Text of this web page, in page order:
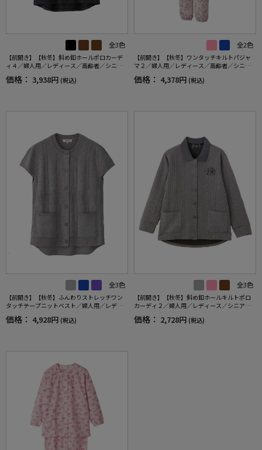
全3色
【前開き】【秋冬】斜め釦ホールポロカーデ
ィ４／婦人用／レディース／高齢者／シニア
F】
価格： 3,938円 (税込)
全2色
【前開き】【秋冬】ワンタッチキルトパジャ
マ２／婦人用／レディース／高齢者／シニア
価格： 4,378円 (税込)
全3色
【前開き】【秋冬】ふんわりストレッチワン
タッチテープニットベスト／婦人用／レディ
おしゃれ／ギフト／プレゼント 【CF】
価格： 4,928円 (税込)
全3色
【前開き】【秋冬】斜め釦ホールキルトポロ
カーディ２／婦人用／レディース／シニア／
F】
価格： 2,728円 (税込)